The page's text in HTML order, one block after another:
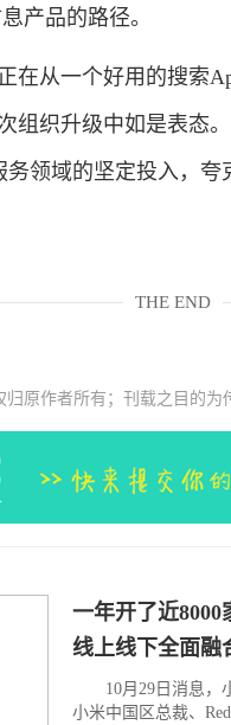
产品的路径。
从一个好用的搜索
组织升级中如是表态
领域的坚定投入，夸
THE END
原作者所有；刊载之目的为
一年开了近
线上线下全面融
10月29日消息，小
小米中国区总裁、